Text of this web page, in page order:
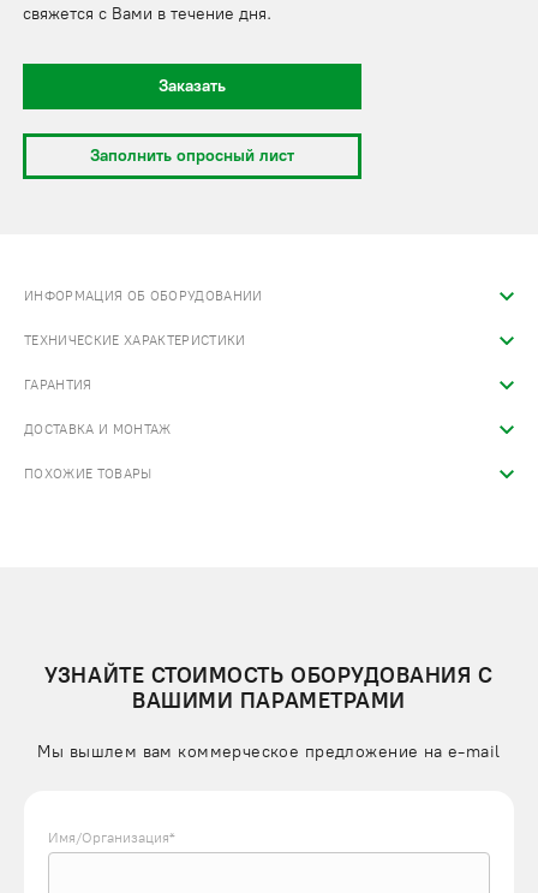
свяжется с Вами в течение дня.
Заказать
Заполнить опросный лист
ИНФОРМАЦИЯ ОБ ОБОРУДОВАНИИ
ТЕХНИЧЕСКИЕ ХАРАКТЕРИСТИКИ
ГАРАНТИЯ
ДОСТАВКА И МОНТАЖ
ПОХОЖИЕ ТОВАРЫ
УЗНАЙТЕ СТОИМОСТЬ ОБОРУДОВАНИЯ С
ВАШИМИ ПАРАМЕТРАМИ
Мы вышлем вам коммерческое предложение на e-mail
Имя/Организация*